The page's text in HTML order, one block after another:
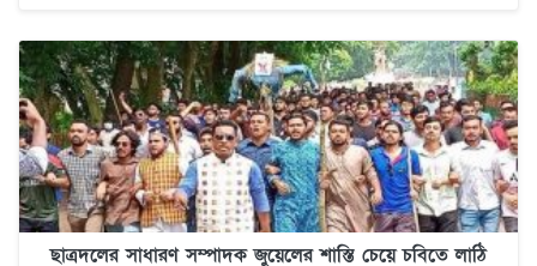
ছাত্রদলের সাধারণ সম্পাদক জুয়েলের শাস্তি চেয়ে চবিতে লাঠি